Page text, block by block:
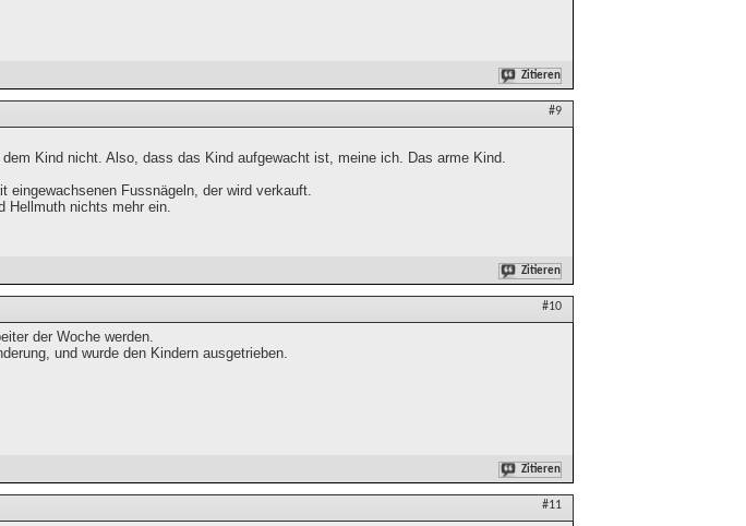
Zitieren
#9
Kind nicht. Also, dass das Kind aufgewacht ist, meine ich. Das arme Kind.
Fussnägeln, der wird verkauft.
Hellmuth nichts mehr ein.
Zitieren
#10
der Woche werden.
und wurde den Kindern ausgetrieben.
Zitieren
#11